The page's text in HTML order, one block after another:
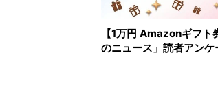
【1万円 Amazonギフ
のニュース」読者アンケ